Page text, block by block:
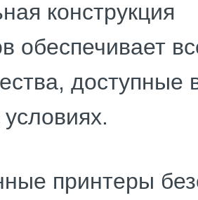
конструкция
обеспечивает
доступные
принтеры